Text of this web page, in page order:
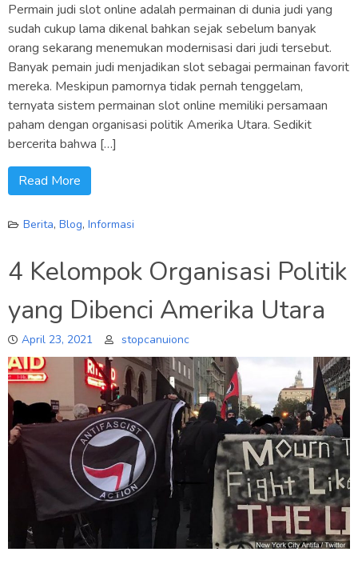
Permain judi slot online adalah permainan di dunia judi yang
sudah cukup lama dikenal bahkan sejak sebelum banyak
orang sekarang menemukan modernisasi dari judi tersebut.
Banyak pemain judi menjadikan slot sebagai permainan favorit
mereka. Meskipun pamornya tidak pernah tenggelam,
ternyata sistem permainan slot online memiliki persamaan
paham dengan organisasi politik Amerika Utara. Sedikit
bercerita bahwa […]
Read More
Berita, Blog, Informasi
4 Kelompok Organisasi Politik
yang Dibenci Amerika Utara
April 23, 2021 stopcanuionc